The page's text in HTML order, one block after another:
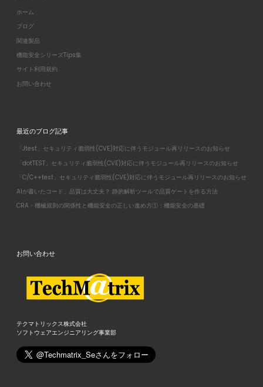
ホーム
ブログ
関連製品
機能安全シリーズTips集
サイト利用規約
お問い合わせ
最近のブログ記事
「Jtest」セキュリティ脆弱性(CVE)対応に伴うモジュール再リリースのお知らせ
「dotTEST」セキュリティ脆弱性(CVE)対応に伴うモジュール再リリースのお知らせ
「C/C++test」セキュリティ脆弱性(CVE)対応に伴うモジュール再リリースのお知らせ
AIが書いたコード、品質は大丈夫？ 静的解析ツールで品質ゲートを作る方法
CRA・機械規則の関係性と機能安全の正しい進め方①：機能安全の基礎
お問い合わせ
テクマトリックス株式会社
ソフトウェアエンジニアリング事業部